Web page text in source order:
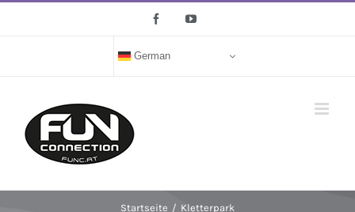
FacebookYouTube
German
Startseite / Kletterpark